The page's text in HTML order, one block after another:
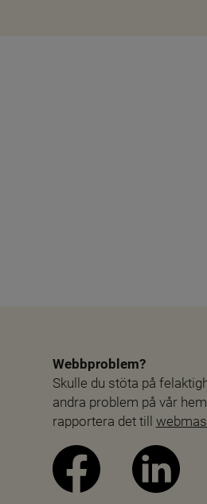
Webbproblem?
Skulle du stöta på
andra problem på vår
rapportera det till